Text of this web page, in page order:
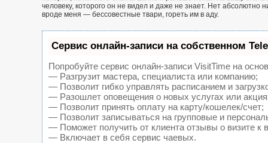
человеку, которого он не видел и даже не знает. Нет
вроде меня — бессовестные твари, гореть им в аду.
Сервис онлайн-записи на собственном
Попробуйте сервис онлайн-записи VisitTime на
— Разгрузит мастера, специалиста или компанию;
— Позволит гибко управлять расписанием и
— Разошлет оповещения о новых услугах или
— Позволит принять оплату на карту/кошелек/счет;
— Позволит записываться на групповые и
— Поможет получить от клиента отзывы о визите к
— Включает в себя сервис чаевых.